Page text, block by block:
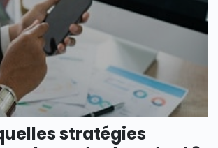
stratégies